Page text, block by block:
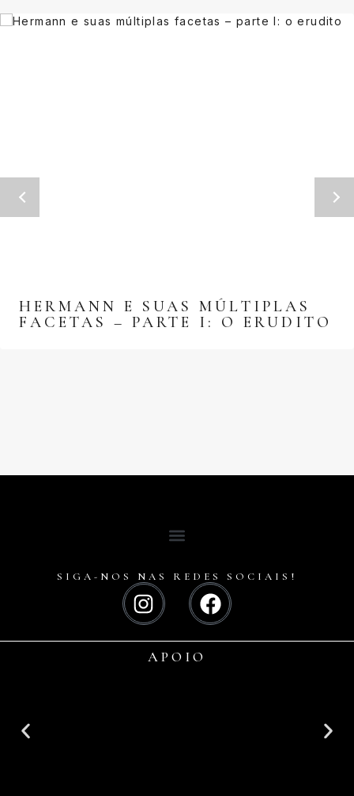
HERMANN E SUAS MÚLTIPLAS
FACETAS – PARTE I: O ERUDITO
SIGA-NOS NAS REDES SOCIAIS!
APOIO